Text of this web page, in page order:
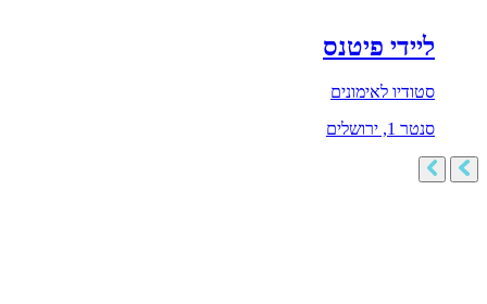
ליידי פיטנס
סטודיו לאימונים
סנטר 1, ירושלים